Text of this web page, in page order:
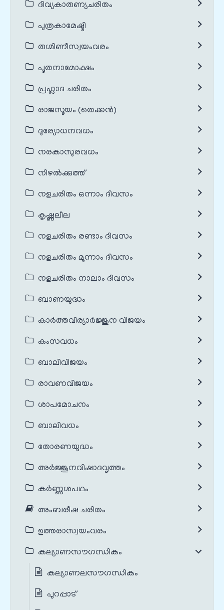
ദിവ്യകാരുണ്യചരിതം
പുത്രകാമേഷ്ടി
രുഗ്മിണീസ്വയംവരം
പൂതനാമോക്ഷം
പ്രഹ്ലാദ ചരിതം
രാജസൂയം (തെക്കൻ)
ദുര്യോധനവധം
നരകാസുരവധം
നിഴൽക്കുത്ത്
നളചരിതം ഒന്നാം ദിവസം
കൃഷ്ണലീല
നളചരിതം രണ്ടാം ദിവസം
നളചരിതം മൂന്നാം ദിവസം
നളചരിതം നാലാം ദിവസം
ബാണയുദ്ധം
കാർത്തവീര്യാർജ്ജുന വിജയം
കംസവധം
ബാലിവിജയം
രാവണവിജയം
ശാപമോചനം
ബാലിവധം
തോരണയുദ്ധം
അർജ്ജുനവിഷാദവൃത്തം
കർണ്ണശപഥം
അംബരീഷ ചരിതം
ഉത്തരാസ്വയംവരം
കല്യാണസൗഗന്ധികം
കല്യാണലസൗഗന്ധികം
പുറപ്പാട്